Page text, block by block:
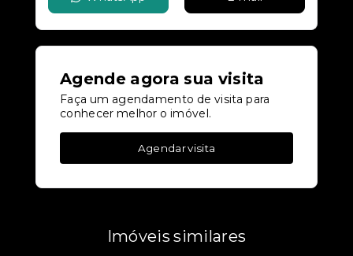
Agende agora sua visita
Faça um agendamento de visita para
conhecer melhor o imóvel.
Agendar visita
Imóveis similares